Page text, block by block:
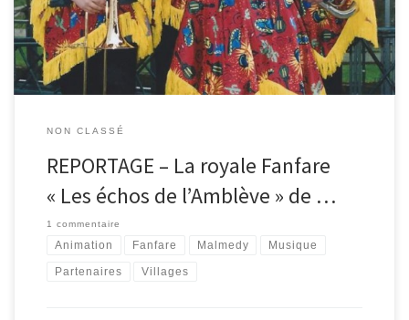
concert et beaucoup de bonne humeur.… Découvrez cette
sympathique […]
NON CLASSÉ
REPORTAGE – La royale Fanfare
« Les échos de l’Amblève » de …
1 commentaire
Animation Fanfare Malmedy Musique
Partenaires Villages